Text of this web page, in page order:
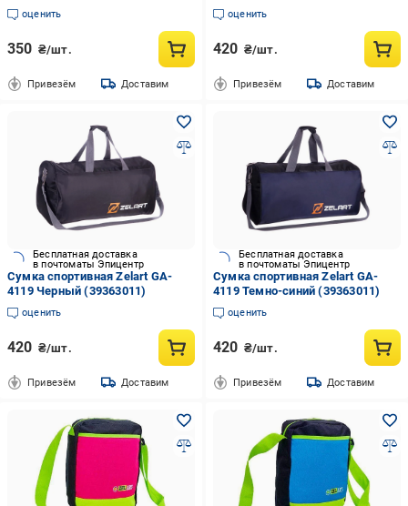
оценить
350 ₴/шт.
Привезём Доставим
оценить
420 ₴/шт.
Привезём Доставим
Бесплатная доставка
в почтоматы Эпицентр
Сумка спортивная Zelart GA-
4119 Черный (39363011)
оценить
420 ₴/шт.
Привезём Доставим
Бесплатная доставка
в почтоматы Эпицентр
Сумка спортивная Zelart GA-
4119 Темно-синий (39363011)
оценить
420 ₴/шт.
Привезём Доставим